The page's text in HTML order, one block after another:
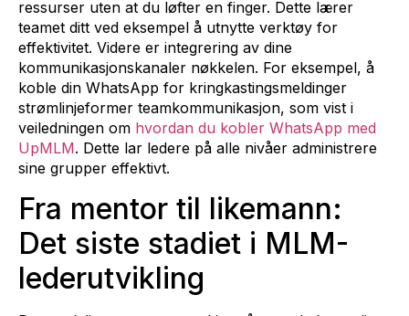
ressurser uten at du løfter en finger. Dette lærer
teamet ditt ved eksempel å utnytte verktøy for
effektivitet. Videre er integrering av dine
kommunikasjonskanaler nøkkelen. For eksempel, å
koble din WhatsApp for kringkastingsmeldinger
strømlinjeformer teamkommunikasjon, som vist i
veiledningen om hvordan du kobler WhatsApp med
UpMLM. Dette lar ledere på alle nivåer administrere
sine grupper effektivt.
Fra mentor til likemann:
Det siste stadiet i MLM-
lederutvikling